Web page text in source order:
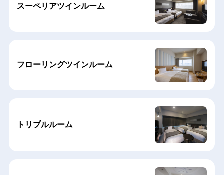
スーペリアツインルーム
フローリングツインルーム
トリプルルーム